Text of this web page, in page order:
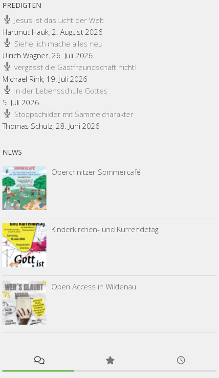
PREDIGTEN
Jesus ist das Licht der Welt
Hartmut Hauk, 2. August 2026
Siehe, ich mache alles neu
Ulrich Wagner, 26. Juli 2026
vergesst die Gastfreundschaft nicht!
Michael Rink, 19. Juli 2026
In der Lebensschule Gottes
5. Juli 2026
Stoppschilder mit Sammelcharakter
Thomas Schulz, 28. Juni 2026
NEWS
Obercrinitzer Sommercafé
Kinderkirchen- und Kurrendetag
Open Access in Wildenau